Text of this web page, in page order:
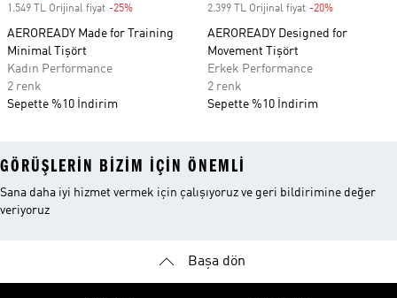
1.549 TL Orijinal fiyat -25%
AEROREADY Made for Training
Minimal Tişört
Kadın Performance
2 renk
Sepette %10 İndirim
2.399 TL Orijinal fiyat -20%
AEROREADY Designed for
Movement Tişört
Erkek Performance
2 renk
Sepette %10 İndirim
GÖRÜŞLERIN BIZIM IÇIN ÖNEMLI
Sana daha iyi hizmet vermek için çalışıyoruz ve geri bildirimine değer
veriyoruz
Başa dön